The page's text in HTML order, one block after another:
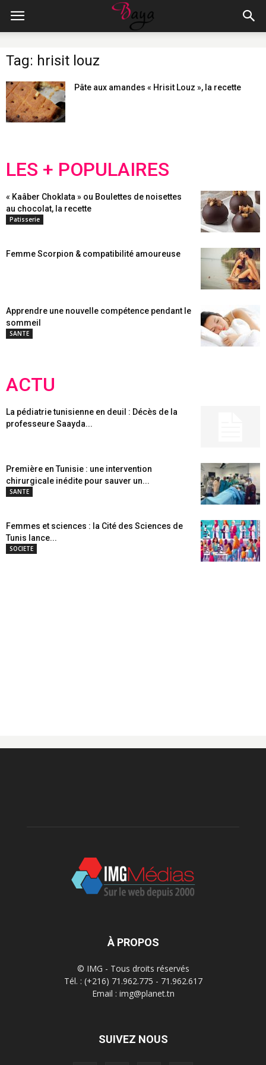
Tag: hrisit louz
Pâte aux amandes « Hrisit Louz », la recette
LES + POPULAIRES
« Kaâber Choklata » ou Boulettes de noisettes
au chocolat, la recette
Patisserie
Femme Scorpion & compatibilité amoureuse
Apprendre une nouvelle compétence pendant le
sommeil
SANTE
ACTU
La pédiatrie tunisienne en deuil : Décès de la
professeure Saayda...
Première en Tunisie : une intervention
chirurgicale inédite pour sauver un...
SANTE
Femmes et sciences : la Cité des Sciences de
Tunis lance...
SOCIETE
À PROPOS
© IMG - Tous droits réservés
Tél. : (+216) 71.962.775 - 71.962.617
Email : img@planet.tn
SUIVEZ NOUS